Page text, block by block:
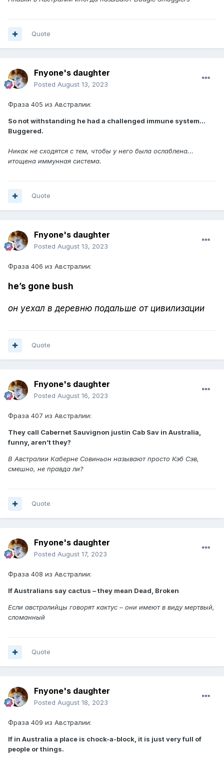
Quote
Fnyone's daughter
Posted August 13, 2023
Фраза 405 из Австралии:
So not withstanding he had a challenged immune system...
Buggered.
Никак не сходятся с тем, чтобы у него была ослаблена...
итощена иммунная система.
Quote
Fnyone's daughter
Posted August 13, 2023
Фраза 406 из Австралии:
he’s gone bush
он уехал в деревню подальше от цивилизации
Quote
Fnyone's daughter
Posted August 16, 2023
Фраза 407 из Австралии:
They call Cabernet Sauvignon justin Cab Sav in Australia,
funny, aren’t they?
В Австралии Каберне Совиньон называют просто Кэб Сэв,
смешно, не правда ли?
Quote
Fnyone's daughter
Posted August 17, 2023
Фраза 408 из Австралии:
If Australians say cactus – they mean Dead, Broken
Если австралийцы говорят кактус – они имеют в виду мертвый,
сломанный
Quote
Fnyone's daughter
Posted August 18, 2023
Фраза 409 из Австралии:
If in Australia a place is chock-a-block, it is just very full of
people or things.